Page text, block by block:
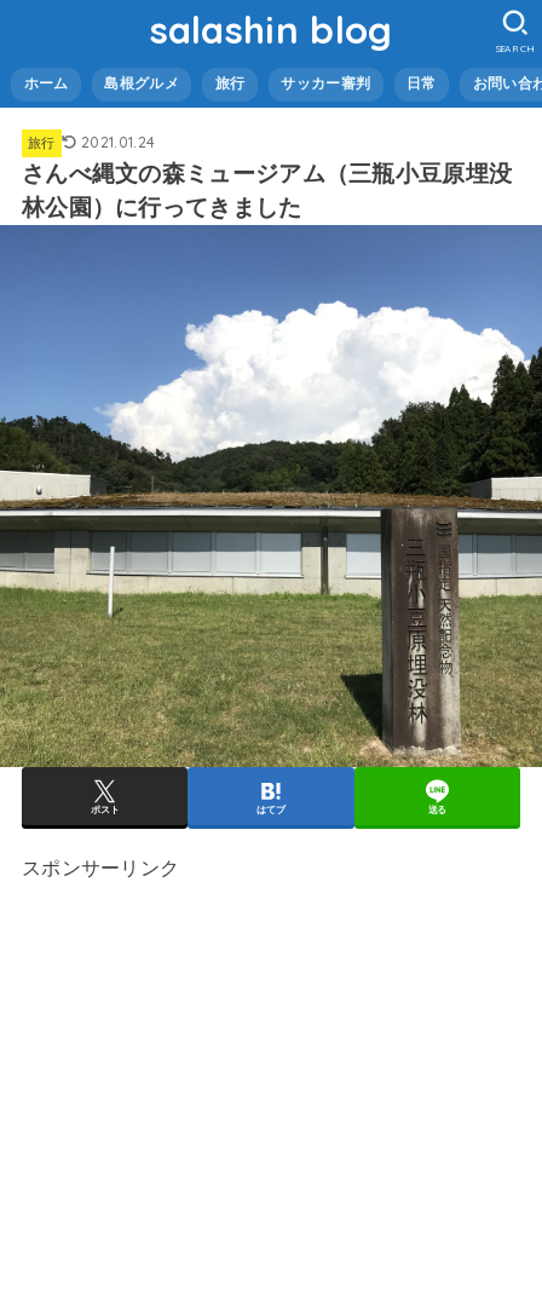
salashin blog
ホーム 島根グルメ 旅行 サッカー審判 日常 お問い合
SEARCH
旅行 2021.01.24
さんべ縄文の森ミュージアム（三瓶小豆原埋没
林公園）に行ってきました
ポスト はてブ 送る
スポンサーリンク